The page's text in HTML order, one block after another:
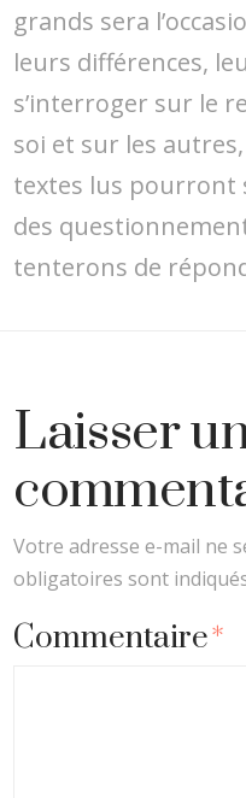
grands sera
leurs différences,
s’interroger sur le
soi et sur les
textes lus pourront
des
tenterons de
Laisser
Votre adresse e-mail ne
obligatoires sont
Commentaire*